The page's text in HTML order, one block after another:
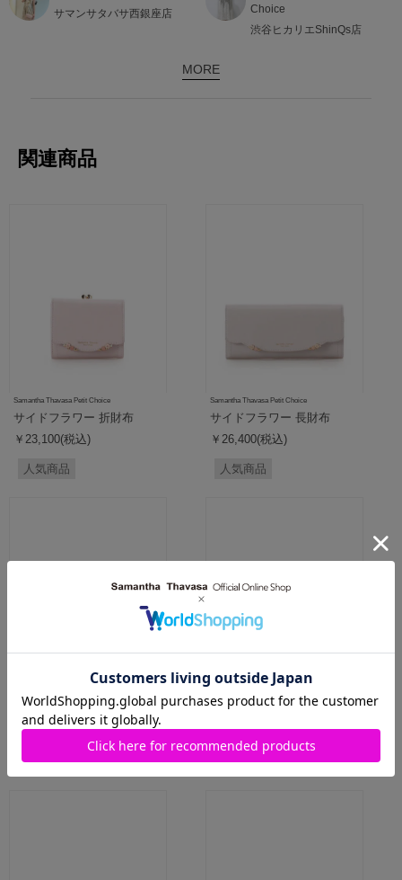
サマンサタバサ西銀座店
Choice
渋谷ヒカリエShinQs店
MORE
関連商品
Samantha Thavasa Petit Choice
サイドフラワー 折財布
￥23,100(税込)
人気商品
Samantha Thavasa Petit Choice
サイドフラワー 長財布
￥26,400(税込)
人気商品
サイドフラワー 折財布
￥23,100(税込)
人気商品
サイドフラワー 折財布
￥23,100(税込)
人気商品